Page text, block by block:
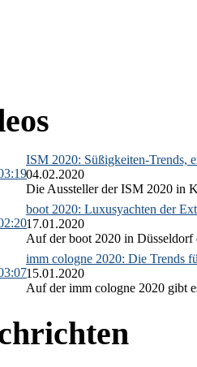
ISM 2020: Süßigkeiten-Trends,
04.02.2020
Die Aussteller der ISM 2020 in
boot 2020: Luxusyachten der
17.01.2020
Auf der boot 2020 in Düsseldorf
imm cologne 2020: Die Trends
15.01.2020
Auf der imm cologne 2020 gibt